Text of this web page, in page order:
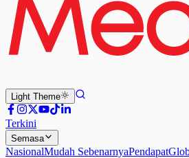
Light Theme
Terkini
Semasa
NasionalMudah SebenarnyaPendapat